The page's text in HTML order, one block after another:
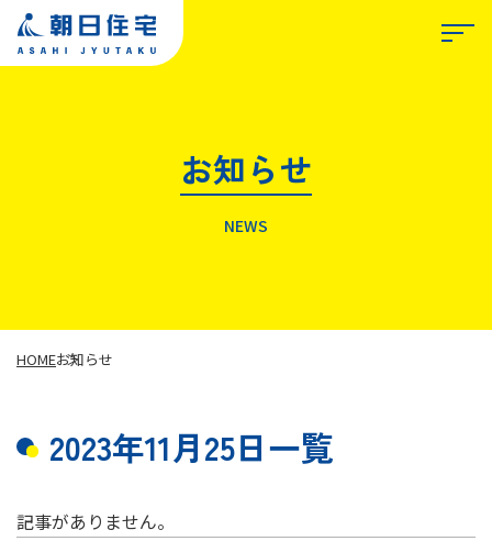
私たちが選ばれる理由
事業紹介
スタッフ紹介
お知らせ
NEWS
HOMEお知らせ
2023年11月25日一覧
記事がありません。